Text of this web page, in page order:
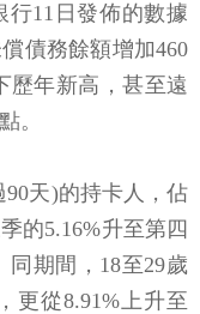
行11日發佈的數據
債務餘額增加460
歷年新高，甚至遠
。
天)的持卡人，佔
的5.16%升至第四
同期間，18至29歲
更從8.91%上升至